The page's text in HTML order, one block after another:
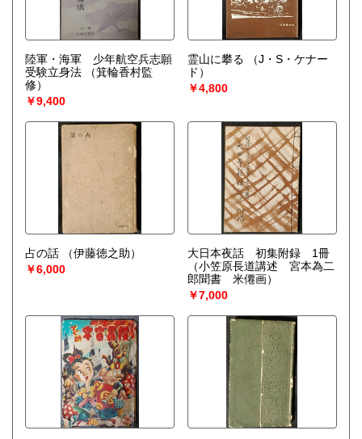
陸軍・海軍 少年航空兵志願
受験立身法
（箕輪香村監
修）
￥9,400
霊山に攀る
（J・S・ケナー
ド）
￥4,800
占の話
（伊藤徳之助）
￥6,000
大日本夜話 初集附録 1冊
（小笠原長道講述 宮本為二
郎聞書 米僊画）
￥7,000